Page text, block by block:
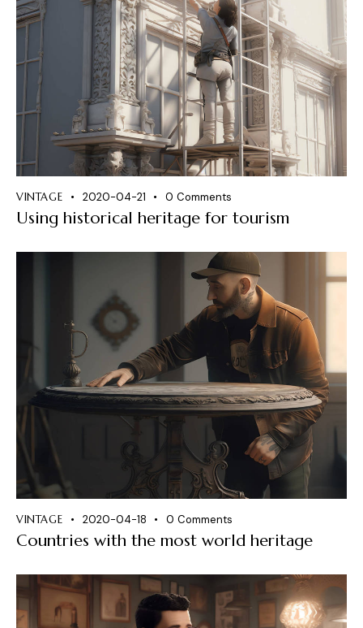
VINTAGE 2020-04-21 0 Comments
Using historical heritage for tourism
VINTAGE 2020-04-18 0 Comments
Countries with the most world heritage